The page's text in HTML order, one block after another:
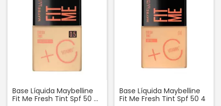
Base Líquida Maybelline
Fit Me Fresh Tint Spf 50 X
Base Líquida Maybelline
Fit Me Fresh Tint Spf 50 4